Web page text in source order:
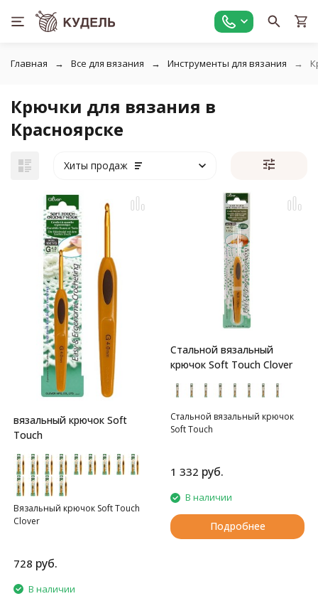
Главная Все для вязания Инструменты для вязания
Крючки для вязания в
Красноярске
Хиты продаж
вязальный крючок Soft
Touch
Вязальный крючок Soft Touch
Clover
728 руб.
В наличии
Стальной вязальный
крючок Soft Touch Clover
Стальной вязальный крючок
Soft Touch
1 332 руб.
В наличии
Подробнее